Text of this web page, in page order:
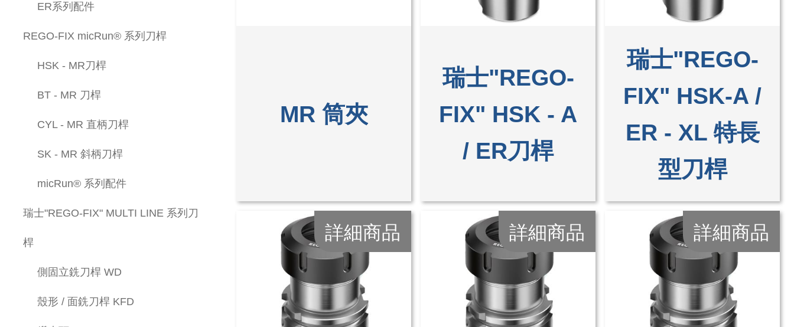
ER系列配件
REGO-FIX micRun® 系列刀桿
HSK - MR刀桿
BT - MR 刀桿
CYL - MR 直柄刀桿
SK - MR 斜柄刀桿
micRun® 系列配件
瑞士"REGO-FIX" MULTI LINE 系列刀
桿
側固立銑刀桿 WD
殼形 / 面銑刀桿 KFD
MR 筒夾
瑞士"REGO-
FIX" HSK - A
/ ER刀桿
瑞士"REGO-
FIX" HSK-A /
ER - XL 特長
型刀桿
詳細商品 詳細商品 詳細商品